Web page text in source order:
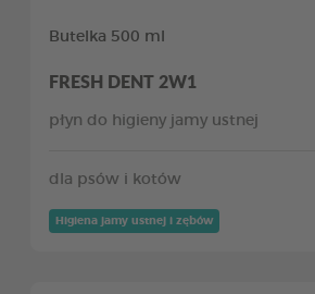
Butelka 500 ml
FRESH DENT 2W1
płyn do higieny jamy ustnej
dla psów i kotów
Higiena jamy ustnej i zębów